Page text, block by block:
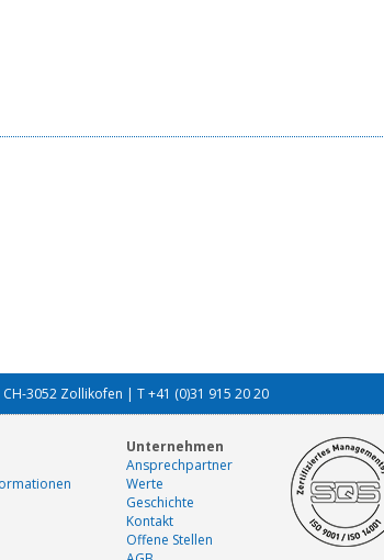
3052 Zollikofen | T +41 (0)31 915 20 20
Unternehmen
Ansprechpartner
Werte
Geschichte
Kontakt
Offene Stellen